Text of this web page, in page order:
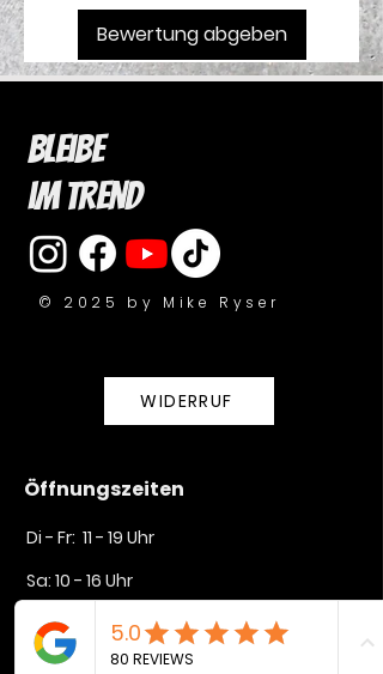
Bewertung abgeben
Bleibe
im Trend
© 2025 by Mike Ryser
WIDERRUF
Öffnungszeiten
Di - Fr: 11 - 19 Uhr
Sa: 10 - 16 Uhr​​
So + Mo geschlossen